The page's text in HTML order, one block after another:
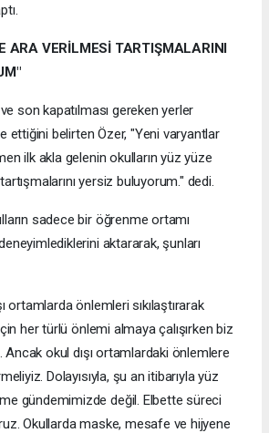
ARA VERİLMESİ TARTIŞMALARINI
ve son kapatılması gereken yerler
ettiğini belirten Özer, "Yeni varyantlar
ilk akla gelenin okulların yüz yüze
yersiz buluyorum." dedi.
sadece bir öğrenme ortamı
deneyimlediklerini aktararak, şunları
ortamlarda önlemleri sıkılaştırarak
her türlü önlemi almaya çalışırken biz
Ancak okul dışı ortamlardaki önlemlere
Dolayısıyla, şu an itibarıyla yüz
gündemimizde değil. Elbette süreci
Okullarda maske, mesafe ve hijyene